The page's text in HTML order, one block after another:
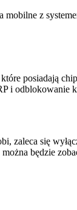
z
posiadają
i
zaleca się
będzie